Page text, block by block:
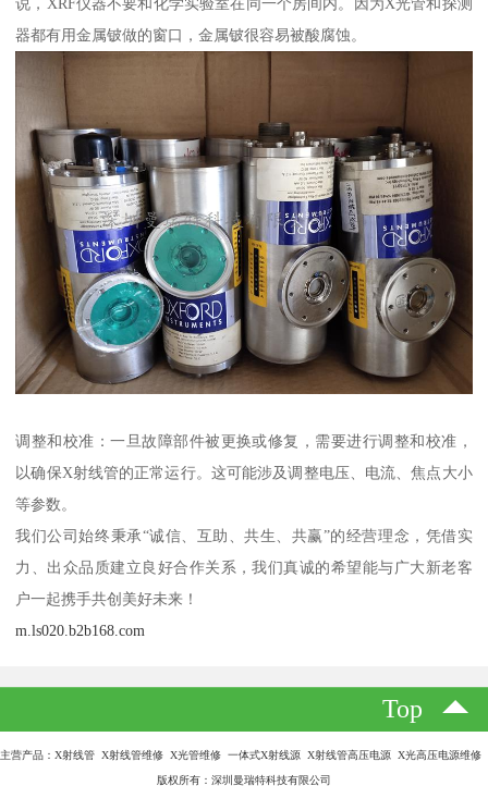
器都有用金属铍做的窗口，金属铍很容易被酸腐蚀。
调整和校准：一旦故障部件被更换或修复，需要进行调整和校准，
以确保X射线管的正常运行。这可能涉及调整电压、电流、焦点大小
等参数。
我们公司始终秉承“诚信、互助、共生、共赢”的经营理念，凭借实
力、出众品质建立良好合作关系，我们真诚的希望能与广大新老客
户一起携手共创美好未来！
m.ls020.b2b168.com
Top
主营产品：X射线管 X射线管维修 X光管维修 一体式X射线源 X射线管高压电源 X光高压电源维修
版权所有：深圳曼瑞特科技有限公司